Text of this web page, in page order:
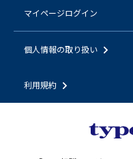
マイページログイン
個人情報の取り扱い
利用規約